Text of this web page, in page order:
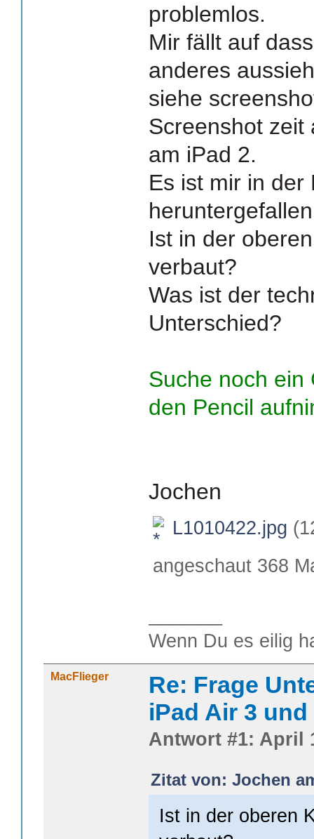
problemlos.
Mir fällt auf
anderes
siehe
Screenshot zeit
am iPad 2.
Es ist mir in der
Ist in der
verbaut?
Was ist der
Unterschied?
Suche noch ein
den Pencil
Jochen
L1010422.jpg
angeschaut 368
Wenn Du es eilig
MacFlieger
Re: Frage
iPad Air 3
Antwort #1: April
Zitat von: Jochen
Ist in der oberen